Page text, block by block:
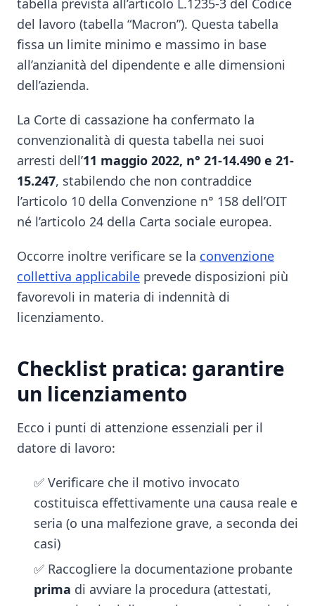
tabella prevista all’articolo L.1235-3 del Codice
del lavoro (tabella “Macron”). Questa tabella
fissa un limite minimo e massimo in base
all’anzianità del dipendente e alle dimensioni
dell’azienda.
La Corte di cassazione ha confermato la
convenzionalità di questa tabella nei suoi
arresti dell’11 maggio 2022, n° 21-14.490 e 21-
15.247, stabilendo che non contraddice
l’articolo 10 della Convenzione n° 158 dell’OIT
né l’articolo 24 della Carta sociale europea.
Occorre inoltre verificare se la convenzione
collettiva applicabile prevede disposizioni più
favorevoli in materia di indennità di
licenziamento.
Checklist pratica: garantire
un licenziamento
Ecco i punti di attenzione essenziali per il
datore di lavoro:
✅ Verificare che il motivo invocato
costituisca effettivamente una causa reale e
seria (o una malfezione grave, a seconda dei
casi)
✅ Raccogliere la documentazione probante
prima di avviare la procedura (attestati,